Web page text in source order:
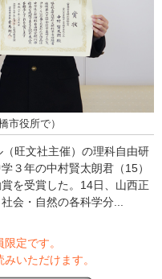
市役所で）
旺文社主催）の理科自由研
３年の中村賢太朗君（15）
を受賞した。14日、山西正
会・自然の各科学分...
定です。
いただけます。